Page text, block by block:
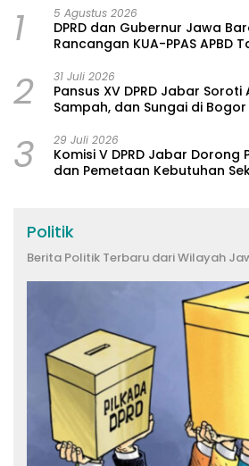
1 5 Agustus 2026
DPRD dan Gubernur Jawa
Rancangan KUA-PPAS APBD
2 31 Juli 2026
Pansus XV DPRD Jabar Soroti
Sampah, dan Sungai di Bogor
3 29 Juli 2026
Komisi V DPRD Jabar
dan Pemetaan Kebutuhan
Politik
Berita Politik Terbaru dari Wilayah